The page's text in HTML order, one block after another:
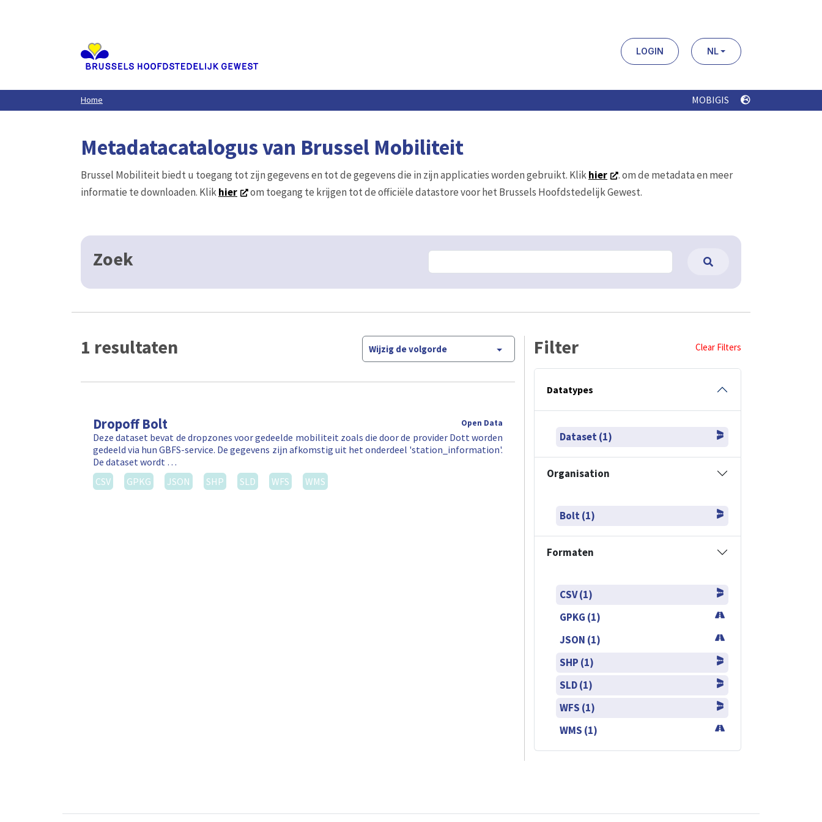
LOGIN NL
Home MOBIGIS
Metadatacatalogus van Brussel Mobiliteit
Brussel Mobiliteit biedt u toegang tot zijn gegevens en tot de gegevens die in zijn applicaties worden gebruikt. Klikhier
. om de metadata en meer
informatie te downloaden. Klikhier om toegang te krijgen tot de officiële datastore voor het Brussels Hoofdstedelijk Gewest.
Zoek
1 resultaten Wijzig de volgorde
Dropoff Bolt Open Data
Deze dataset bevat de dropzones voor gedeelde mobiliteit zoals die door de provider Dott worden
gedeeld via hun GBFS-service. De gegevens zijn afkomstig uit het onderdeel 'station_information'.
De dataset wordt …
CSV
GPKG JSON SHP SLD WFS WMS
Filter Clear Filters
Datatypes
Dataset (1)
Organisation
Bolt (1)
Formaten
CSV (1)
GPKG (1)
JSON (1)
SHP (1)
SLD (1)
WFS (1)
WMS (1)